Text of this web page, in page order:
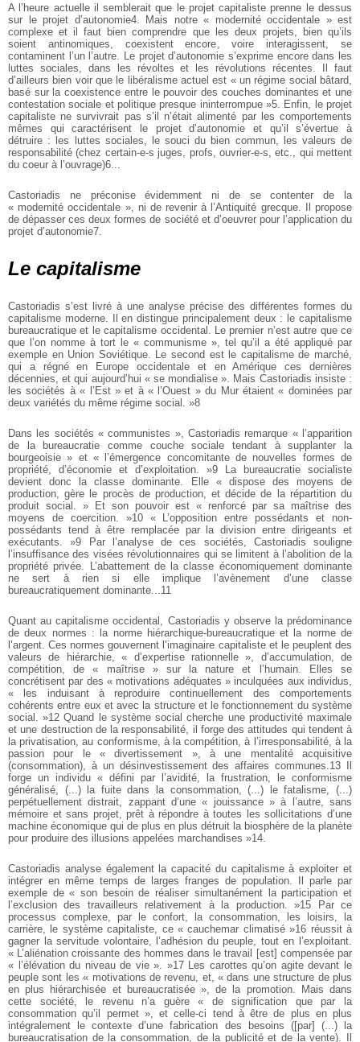
A l’heure actuelle il semblerait que le projet capitaliste prenne le dessus
sur le projet d’autonomie4. Mais notre « modernité occidentale » est
complexe et il faut bien comprendre que les deux projets, bien qu’ils
soient antinomiques, coexistent encore, voire interagissent, se
contaminent l’un l’autre. Le projet d’autonomie s’exprime encore dans les
luttes sociales, dans les révoltes et les révolutions récentes. Il faut
d’ailleurs bien voir que le libéralisme actuel est « un régime social bâtard,
basé sur la coexistence entre le pouvoir des couches dominantes et une
contestation sociale et politique presque ininterrompue »5. Enfin, le projet
capitaliste ne survivrait pas s’il n’était alimenté par les comportements
mêmes qui caractérisent le projet d’autonomie et qu’il s’évertue à
détruire : les luttes sociales, le souci du bien commun, les valeurs de
responsabilité (chez certain-e-s juges, profs, ouvrier-e-s, etc., qui mettent
du coeur à l’ouvrage)6...
Castoriadis ne préconise évidemment ni de se contenter de la
« modernité occidentale », ni de revenir à l’Antiquité grecque. Il propose
de dépasser ces deux formes de société et d’oeuvrer pour l’application du
projet d’autonomie7.
Le capitalisme
Castoriadis s’est livré à une analyse précise des différentes formes du
capitalisme moderne. Il en distingue principalement deux : le capitalisme
bureaucratique et le capitalisme occidental. Le premier n’est autre que ce
que l’on nomme à tort le « communisme », tel qu’il a été appliqué par
exemple en Union Soviétique. Le second est le capitalisme de marché,
qui a régné en Europe occidentale et en Amérique ces dernières
décennies, et qui aujourd’hui « se mondialise ». Mais Castoriadis insiste :
les sociétés à « l’Est » et à « l’Ouest » du Mur étaient « dominées par
deux variétés du même régime social. »8
Dans les sociétés « communistes », Castoriadis remarque « l’apparition
de la bureaucratie comme couche sociale tendant à supplanter la
bourgeoisie » et « l’émergence concomitante de nouvelles formes de
propriété, d’économie et d’exploitation. »9 La bureaucratie socialiste
devient donc la classe dominante. Elle « dispose des moyens de
production, gère le procès de production, et décide de la répartition du
produit social. » Et son pouvoir est « renforcé par sa maîtrise des
moyens de coercition. »10 « L’opposition entre possédants et non-
possédants tend à être remplacée par la division entre dirigeants et
exécutants. »9 Par l’analyse de ces sociétés, Castoriadis souligne
l’insuffisance des visées révolutionnaires qui se limitent à l’abolition de la
propriété privée. L’abattement de la classe économiquement dominante
ne sert à rien si elle implique l’avènement d’une classe
bureaucratiquement dominante...11
Quant au capitalisme occidental, Castoriadis y observe la prédominance
de deux normes : la norme hiérarchique-bureaucratique et la norme de
l’argent. Ces normes gouvernent l’imaginaire capitaliste et le peuplent des
valeurs de hiérarchie, « d’expertise rationnelle », d’accumulation, de
compétition, de « maîtrise » sur la nature et l’humain. Elles se
concrétisent par des « motivations adéquates » inculquées aux individus,
« les induisant à reproduire continuellement des comportements
cohérents entre eux et avec la structure et le fonctionnement du système
social. »12 Quand le système social cherche une productivité maximale
et une destruction de la responsabilité, il forge des attitudes qui tendent à
la privatisation, au conformisme, à la compétition, à l’irresponsabilité, à la
passion pour le « divertissement », à une mentalité acquisitive
(consommation), à un désinvestissement des affaires communes.13 Il
forge un individu « défini par l’avidité, la frustration, le conformisme
généralisé, (...) la fuite dans la consommation, (...) le fatalisme, (...)
perpétuellement distrait, zappant d’une « jouissance » à l’autre, sans
mémoire et sans projet, prêt à répondre à toutes les sollicitations d’une
machine économique qui de plus en plus détruit la biosphère de la planète
pour produire des illusions appelées marchandises »14.
Castoriadis analyse également la capacité du capitalisme à exploiter et
intégrer en même temps de larges franges de population. Il parle par
exemple de « son besoin de réaliser simultanément la participation et
l’exclusion des travailleurs relativement à la production. »15 Par ce
processus complexe, par le confort, la consommation, les loisirs, la
carrière, le système capitaliste, ce « cauchemar climatisé »16 réussit à
gagner la servitude volontaire, l’adhésion du peuple, tout en l’exploitant.
« L’aliénation croissante des hommes dans le travail [est] compensée par
« l’élévation du niveau de vie ». »17 Les carottes qu’on agite devant le
peuple sont les « motivations de revenu, et, « dans une structure de plus
en plus hiérarchisée et bureaucratisée », de la promotion. Mais dans
cette société, le revenu n’a guère « de signification que par la
consommation qu’il permet », et celle-ci tend à être de plus en plus
intégralement le contexte d’une fabrication des besoins ([par] (...) la
bureaucratisation de la consommation, de la publicité et de la vente). Il